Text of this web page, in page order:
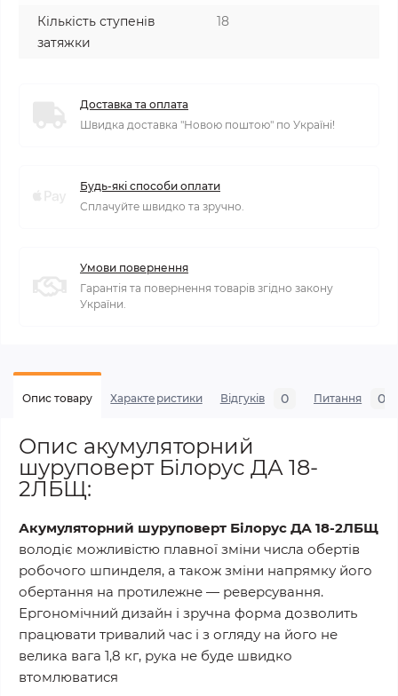
Кількість ступенів
затяжки
18
Доставка та оплата
Швидка доставка "Новою поштою" по Україні!
Будь-які способи оплати
Сплачуйте швидко та зручно.
Умови повернення
Гарантія та повернення товарів згідно закону
України.
Опис товару Характеристики Відгуків 0 Питання 0
Опис акумуляторний
шуруповерт Білорус ДА 18-
2ЛБЩ:
Акумуляторний шуруповерт Білорус ДА 18-2ЛБЩ
володіє можливістю плавної зміни числа обертів
робочого шпинделя, а також зміни напрямку його
обертання на протилежне — реверсування.
Ергономічний дизайн і зручна форма дозволить
працювати тривалий час і з огляду на його не
велика вага 1,8 кг, рука не буде швидко
втомлюватися